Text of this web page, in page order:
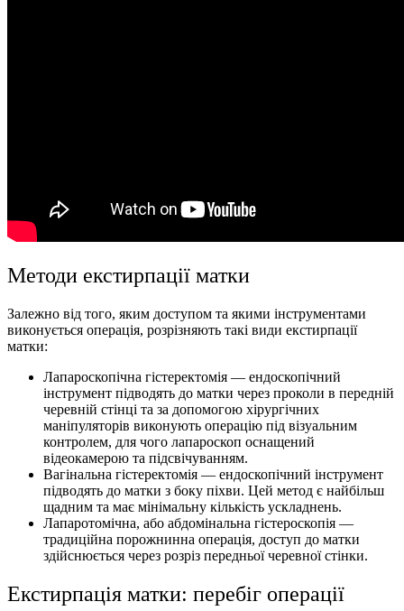
Методи екстирпації матки
Залежно від того, яким доступом та якими інструментами
виконується операція, розрізняють такі види екстирпації
матки:
Лапароскопічна гістеректомія — ендоскопічний
інструмент підводять до матки через проколи в передній
черевній стінці та за допомогою хірургічних
маніпуляторів виконують операцію під візуальним
контролем, для чого лапароскоп оснащений
відеокамерою та підсвічуванням.
Вагінальна гістеректомія — ендоскопічний інструмент
підводять до матки з боку піхви. Цей метод є найбільш
щадним та має мінімальну кількість ускладнень.
Лапаротомічна, або абдомінальна гістероскопія —
традиційна порожнинна операція, доступ до матки
здійснюється через розріз передньої черевної стінки.
Екстирпація матки: перебіг операції